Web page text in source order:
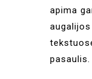
apima
pasaulis.